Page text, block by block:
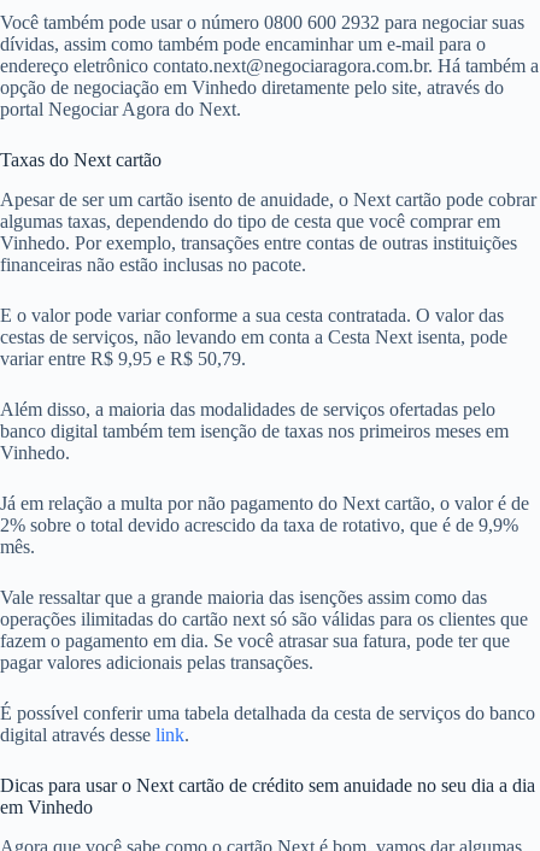
Você também pode usar o número 0800 600 2932 para negociar suas
dívidas, assim como também pode encaminhar um e-mail para o
endereço eletrônico contato.next@negociaragora.com.br. Há também a
opção de negociação em Vinhedo diretamente pelo site, através do
portal Negociar Agora do Next.
Taxas do Next cartão
Apesar de ser um cartão isento de anuidade, o Next cartão pode cobrar
algumas taxas, dependendo do tipo de cesta que você comprar em
Vinhedo. Por exemplo, transações entre contas de outras instituições
financeiras não estão inclusas no pacote.
E o valor pode variar conforme a sua cesta contratada. O valor das
cestas de serviços, não levando em conta a Cesta Next isenta, pode
variar entre R$ 9,95 e R$ 50,79.
Além disso, a maioria das modalidades de serviços ofertadas pelo
banco digital também tem isenção de taxas nos primeiros meses em
Vinhedo.
Já em relação a multa por não pagamento do Next cartão, o valor é de
2% sobre o total devido acrescido da taxa de rotativo, que é de 9,9%
mês.
Vale ressaltar que a grande maioria das isenções assim como das
operações ilimitadas do cartão next só são válidas para os clientes que
fazem o pagamento em dia. Se você atrasar sua fatura, pode ter que
pagar valores adicionais pelas transações.
É possível conferir uma tabela detalhada da cesta de serviços do banco
digital através desse link.
Dicas para usar o Next cartão de crédito sem anuidade no seu dia a dia
em Vinhedo
Agora que você sabe como o cartão Next é bom, vamos dar algumas